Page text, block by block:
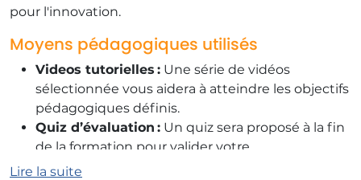
pour l'innovation.
Moyens pédagogiques utilisés
Videos tutorielles : Une série de vidéos
sélectionnée vous aidera à atteindre les objectifs
pédagogiques définis.
Quiz d’évaluation : Un quiz sera proposé à la fin
de la formation pour valider votre
compréhension.
Lire la suite